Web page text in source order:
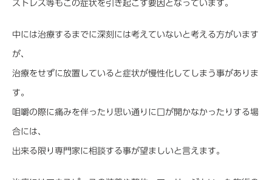
ストレス等もこの症状を引き起こす要因となっています。
中には治療するまでに深刻には考えていないと考える方がいます
が、
治療をせずに放置していると症状が慢性化してしまう事がありま
す。
咀嚼の際に痛みを伴ったり思い通りに口が開かなかったりする場
合には、
出来る限り専門家に相談する事が望ましいと言えます。